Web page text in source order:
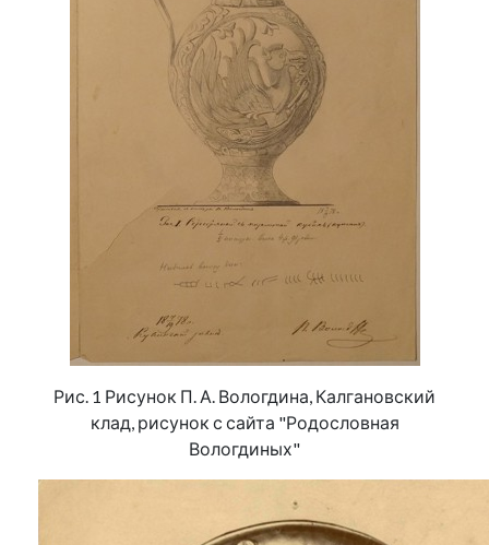
Рис. 1 Рисунок П. А. Вологдина, Калгановский
клад, рисунок с сайта "Родословная
Вологдиных"